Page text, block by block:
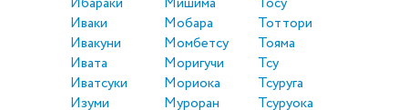
Иваки
Ивакуни
Ивата
Иватсуки
Изуми
Мобара
Момбетсу
Моригучи
Мориока
Муроран
Тоттори
Тояма
Тсу
Тсуруга
Тсуруока